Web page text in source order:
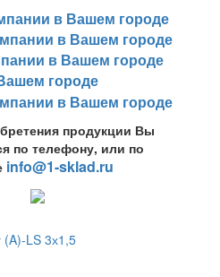
продукции Вы
по телефону, или по
info@1-sklad.ru
(A)-LS 3х1,5